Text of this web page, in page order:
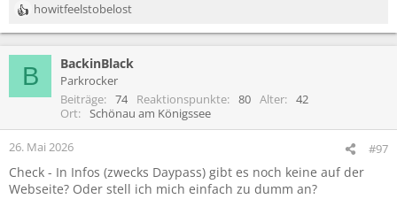
Desinfektionsflüssigkeit
Zigaretten / E-Zigaretten
Applikation = sehr kurze Nadel): erlaubt ist maximal 1
Spritze
Insulinfläschchen
R
e
i
n
e
:
howitfeelstobelost
B BackinBlack
Parkrocker
Beiträge
74 Reaktionspunkte 80 Alter
42
Ort
Schönau am Königssee
26. Mai 2026 #97
Check - In Infos (zwecks Daypass) gibt es noch keine auf der
Webseite? Oder stell ich mich einfach zu dumm an?